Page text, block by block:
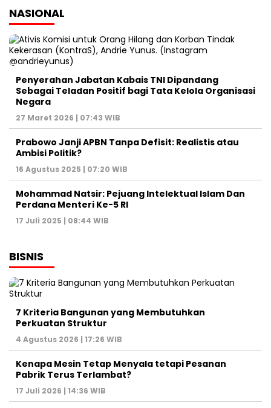
NASIONAL
Penyerahan Jabatan Kabais TNI Dipandang
Sebagai Teladan Positif bagi Tata Kelola Organisasi
Negara
27 Maret 2026 | 07:43 WIB
Prabowo Janji APBN Tanpa Defisit: Realistis atau
Ambisi Politik?
16 Agustus 2025 | 07:20 WIB
Mohammad Natsir: Pejuang Intelektual Islam Dan
Perdana Menteri Ke-5 RI
17 Juli 2025 | 08:44 WIB
BISNIS
7 Kriteria Bangunan yang Membutuhkan
Perkuatan Struktur
4 Agustus 2026 | 17:26 WIB
Kenapa Mesin Tetap Menyala tetapi Pesanan
Pabrik Terus Terlambat?
17 Juli 2026 | 14:36 WIB